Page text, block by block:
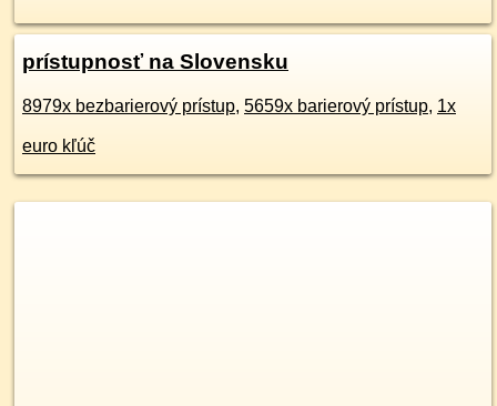
prístupnosť na Slovensku
8979x bezbarierový prístup, 5659x barierový prístup, 1x
euro kľúč